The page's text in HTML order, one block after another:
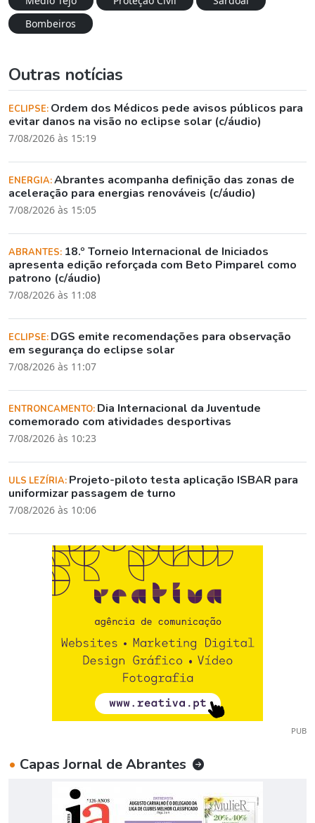
Bombeiros
Outras notícias
ECLIPSE: Ordem dos Médicos pede avisos públicos para
evitar danos na visão no eclipse solar (c/áudio)
7/08/2026 às 15:19
ENERGIA:Abrantes acompanha definição das zonas de
aceleração para energias renováveis (c/áudio)
7/08/2026 às 15:05
ABRANTES: 18.º Torneio Internacional de Iniciados
apresenta edição reforçada com Beto Pimparel como
patrono (c/áudio)
7/08/2026 às 11:08
ECLIPSE: DGS emite recomendações para observação
em segurança do eclipse solar
7/08/2026 às 11:07
ENTRONCAMENTO: Dia Internacional da Juventude
comemorado com atividades desportivas
7/08/2026 às 10:23
ULS LEZÍRIA: Projeto-piloto testa aplicação ISBAR para
uniformizar passagem de turno
7/08/2026 às 10:06
PUB
• Capas Jornal de Abrantes